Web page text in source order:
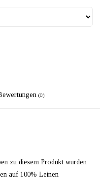
(0)
zu diesem Produkt wurden
auf 100% Leinen